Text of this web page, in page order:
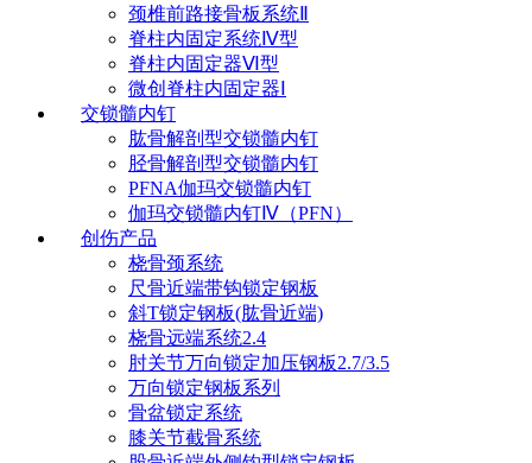
颈椎前路接骨板系统Ⅱ
脊柱内固定系统Ⅳ型
脊柱内固定器Ⅵ型
微创脊柱内固定器Ⅰ
交锁髓内钉
肱骨解剖型交锁髓内钉
胫骨解剖型交锁髓内钉
PFNA伽玛交锁髓内钉
伽玛交锁髓内钉Ⅳ（PFN）
创伤产品
桡骨颈系统
尺骨近端带钩锁定钢板
斜T锁定钢板(肱骨近端)
桡骨远端系统2.4
肘关节万向锁定加压钢板2.7/3.5
万向锁定钢板系列
骨盆锁定系统
膝关节截骨系统